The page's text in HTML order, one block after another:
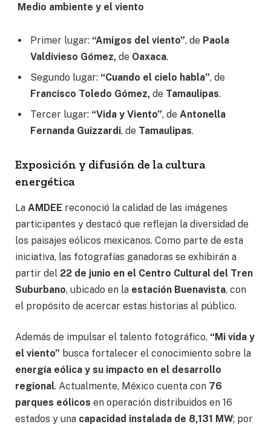
Medio ambiente y el viento
Primer lugar: “Amigos del viento”, de Paola
Valdivieso Gómez, de Oaxaca.
Segundo lugar: “Cuando el cielo habla”, de
Francisco Toledo Gómez, de Tamaulipas.
Tercer lugar: “Vida y Viento”, de Antonella
Fernanda Guizzardi, de Tamaulipas.
Exposición y difusión de la cultura
energética
La AMDEE reconoció la calidad de las imágenes
participantes y destacó que reflejan la diversidad de
los paisajes eólicos mexicanos. Como parte de esta
iniciativa, las fotografías ganadoras se exhibirán a
partir del 22 de junio en el Centro Cultural del Tren
Suburbano, ubicado en la estación Buenavista, con
el propósito de acercar estas historias al público.
Además de impulsar el talento fotográfico, “Mi vida y
el viento” busca fortalecer el conocimiento sobre la
energía eólica y su impacto en el desarrollo
regional. Actualmente, México cuenta con 76
parques eólicos en operación distribuidos en 16
estados y una capacidad instalada de 8,131 MW; por